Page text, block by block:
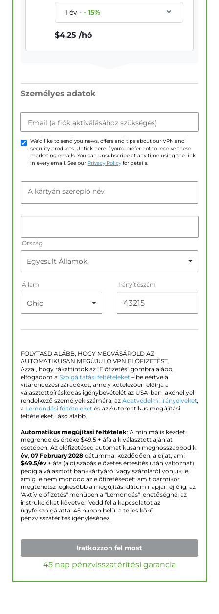
1 év--15%
$4.25 /hó
Személyes adatok
Email (a fiók aktiválásához szükséges)
We'd like to send you news, offers and tips about our VPN and
security products. Untick here if you'd prefer not to receive these
marketing emails. You can unsubscribe at any time using the link
in every email. See our Privacy Policy for details.
A kártyán szereplő név
Ország
Állam Irányítószám
FOLYTASD ALÁBB, HOGY MEGVÁSÁROLD AZ
AUTOMATIKUSAN MEGÚJULÓ VPN ELŐFIZETÉST.
Azzal, hogy rákattintok az "Előfizetés" gombra alább,
elfogadom a Szolgáltatási feltételeket – beleértve a
vitarendezési záradékot, amely kötelezően előírja a
választottbíráskodás igénybevételét az USA-ban lakóhellyel
rendelkező személyek számára; az Adatvédelmi irányelveket,
a Lemondási feltételeket és az Automatikus megújítási
feltételeket, lásd alább.
Automatikus megújítási feltételek: A minimális kezdeti
megrendelés értéke $49.5 + áfa a kiválasztott ajánlat
esetében. Az előfizetésed automatikusan meghosszabbodik
év, 07 February 2028 dátummal kezdődően, a díjat, ami
$49.5/év + áfa (a díjszabás előzetes értesítés után változhat)
pedig a választott bankkártyáról vagy számláról vonjuk le,
amíg le nem mondod az előfizetésedet; amit bármikor
megtehetsz legkésőbb a megújítási dátum napján éjfélig, az
"Aktív előfizetés" menüben a "Lemondás" lehetőségnél az
instrukciókat követve." Vedd fel a kapcsolatot az
ügyfélszolgálattal 45 napon belül a teljes körű
pénzvisszatérítés igényléséhez.
Iratkozzon fel most
45 nap pénzvisszatérítési garancia